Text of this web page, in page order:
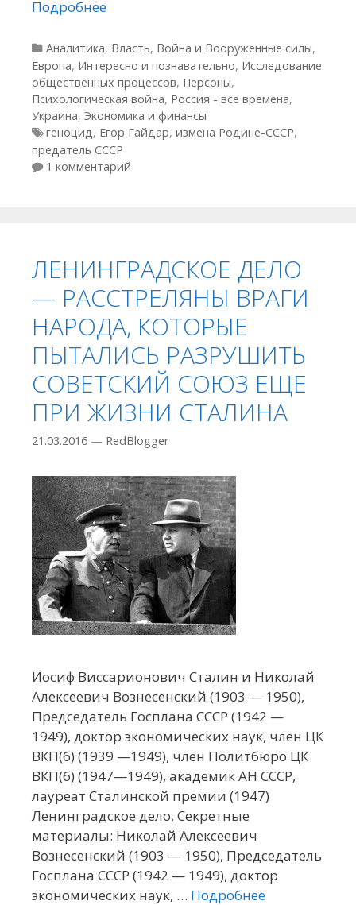
Подробнее
Рубрики
Аналитика, Власть, Война и Вооруженные силы,
Европа, Интересно и познавательно, Исследование
общественных процессов, Персоны,
Психологическая война, Россия - все времена,
Украина, Экономика и финансы
Метки
геноцид , Егор Гайдар, измена Родине-СССР,
предатель СССР
1 комментарий
ЛЕНИНГРАДСКОЕ ДЕЛО
— РАССТРЕЛЯНЫ ВРАГИ
НАРОДА, КОТОРЫЕ
ПЫТАЛИСЬ РАЗРУШИТЬ
СОВЕТСКИЙ СОЮЗ ЕЩЕ
ПРИ ЖИЗНИ СТАЛИНА
21.03.2016 — RedBlogger
Иосиф Виссарионович Сталин и Николай
Алексеевич Вознесенский (1903 — 1950),
Председатель Госплана СССР (1942 —
1949), доктор экономических наук, член ЦК
ВКП(б) (1939 —1949), член Политбюро ЦК
ВКП(б) (1947—1949), академик АН СССР,
лауреат Сталинской премии (1947)
Ленинградское дело. Секретные
материалы: Николай Алексеевич
Вознесенский (1903 — 1950), Председатель
Госплана СССР (1942 — 1949), доктор
экономических наук, … Подробнее